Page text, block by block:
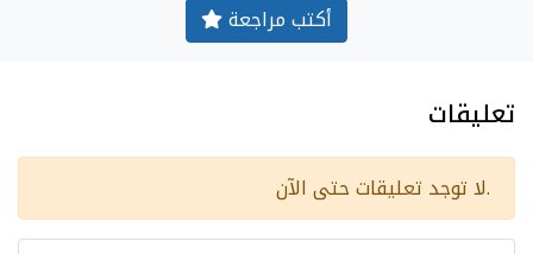
أكتب مراجعة
تعليقات
لا توجد تعليقات حتى الآن.